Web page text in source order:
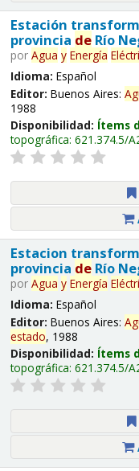
Estación
provincia deRío
por Agua y Energía
Idioma: Español
Editor: Buenos Aires:
1988
Disponibilidad: Ítems
topográfica: 621.374.5/
Estacion
provincia deRío
por Agua y Energía
Idioma: Español
Editor: Buenos Aires:
estado, 1988
Disponibilidad: Ítems
topográfica: 621.374.5/